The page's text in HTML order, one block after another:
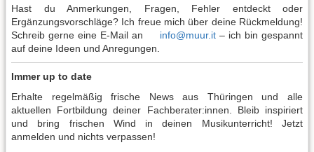
Hast du Anmerkungen, Fragen, Fehler entdeckt oder
Ergänzungsvorschläge? Ich freue mich über deine Rückmeldung!
Schreib gerne eine E-Mail an
info@muur.it – ich bin gespannt
auf deine Ideen und Anregungen.
Immer up to date
Erhalte regelmäßig frische News aus Thüringen und alle
aktuellen Fortbildung deiner Fachberater:innen. Bleib inspiriert
und bring frischen Wind in deinen Musikunterricht! Jetzt
anmelden und nichts verpassen!